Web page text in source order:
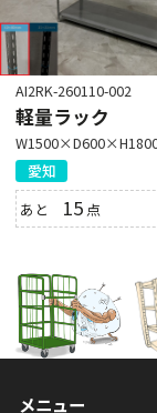
AI2RK-260110-002
軽量ラック
愛知
あと 15 点
メニュー